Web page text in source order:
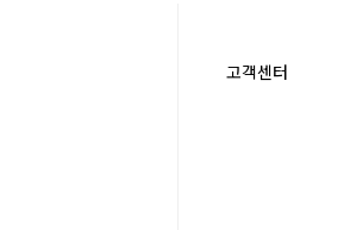
고객센터